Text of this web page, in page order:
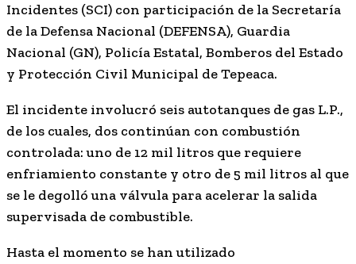
Incidentes (SCI) con participación de la Secretaría
de la Defensa Nacional (DEFENSA), Guardia
Nacional (GN), Policía Estatal, Bomberos del Estado
y Protección Civil Municipal de Tepeaca.
El incidente involucró seis autotanques de gas L.P.,
de los cuales, dos continúan con combustión
controlada: uno de 12 mil litros que requiere
enfriamiento constante y otro de 5 mil litros al que
se le degolló una válvula para acelerar la salida
supervisada de combustible.
Hasta el momento se han utilizado